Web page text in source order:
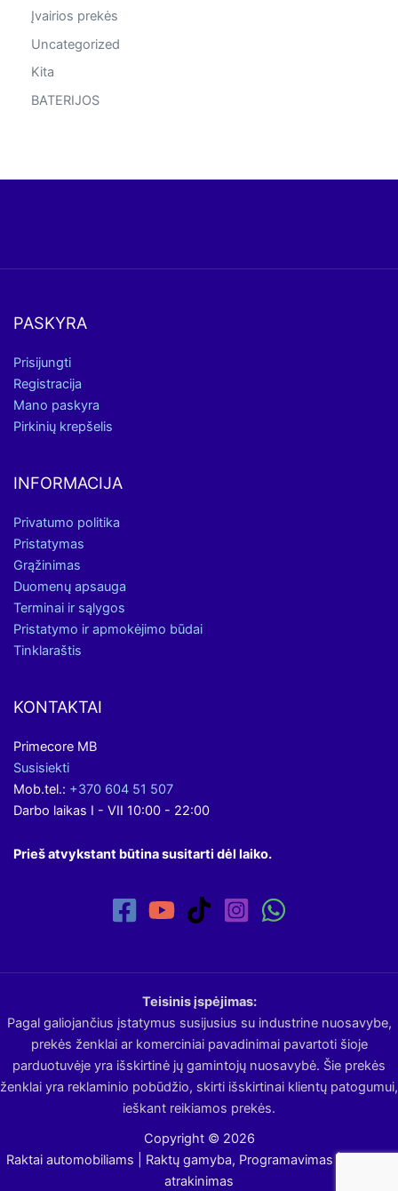
Įvairios prekės
Uncategorized
Kita
BATERIJOS
PASKYRA
Prisijungti
Registracija
Mano paskyra
Pirkinių krepšelis
INFORMACIJA
Privatumo politika
Pristatymas
Grąžinimas
Duomenų apsauga
Terminai ir sąlygos
Pristatymo ir apmokėjimo būdai
Tinklaraštis
KONTAKTAI
Primecore MB
Susisiekti
Mob.tel.: +370 604 51 507
Darbo laikas I - VII 10:00 - 22:00
Prieš atvykstant būtina susitarti dėl laiko.
Teisinis įspėjimas:
Pagal galiojančius įstatymus susijusius su industrine nuosavybe,
prekės ženklai ar komerciniai pavadinimai pavartoti šioje
parduotuvėje yra išskirtinė jų gamintojų nuosavybė. Šie prekės
ženklai yra reklaminio pobūdžio, skirti išskirtinai klientų patogumui,
ieškant reikiamos prekės.
Copyright © 2026
Raktai automobiliams | Raktų gamyba, Programavimas | Avarinis
atrakinimas